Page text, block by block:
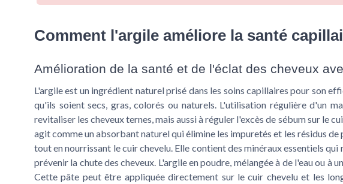
Comment l'argile améliore la santé
Amélioration de la santé et de l'éclat des cheveux
L'argile est un ingrédient naturel prisé dans les soins capillaires pour son
qu'ils soient secs, gras, colorés ou naturels. L'utilisation régulière d'un
revitaliser les cheveux ternes, mais aussi à réguler l'excès de sébum sur le
agit comme un absorbant naturel qui élimine les impuretés et les résidus
tout en nourrissant le cuir chevelu. Elle contient des minéraux essentiels
prévenir la chute des cheveux. L'argile en poudre, mélangée à de l'eau ou à
Cette pâte peut être appliquée directement sur le cuir chevelu et les